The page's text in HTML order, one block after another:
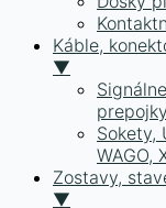
Káble,
▼
Sokety,
WAGO,
Zostavy,
▼